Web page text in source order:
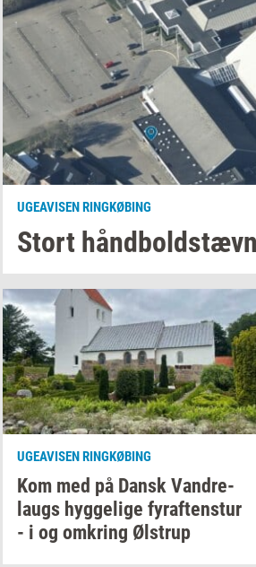
UGEAVISEN RINGKØBING
Stort
UGEAVISEN RINGKØBING
Kom med på Dansk Van­d­re­
laugs hyg­ge­li­ge fyraf­tens­tur
- i og om­kring Øl­strup